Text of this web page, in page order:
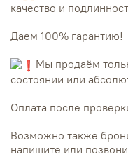
качество и
Даем 100% гарантию!
Мы продаём
состоянии или
Оплата после
Возможно также
напишите или